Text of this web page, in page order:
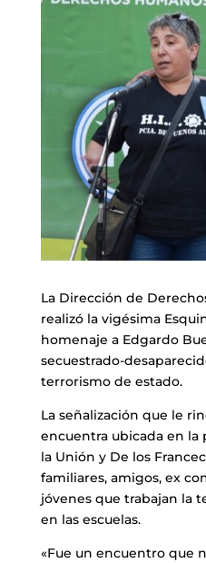
La Dirección de
realizó la vigésima
homenaje a Edgardo
secuestrado-
terrorismo de estado.
La señalización que le
encuentra ubicada en la
la Unión y De los
familiares, amigos, ex
jóvenes que trabajan la
en las escuelas.
«Fue un encuentro que